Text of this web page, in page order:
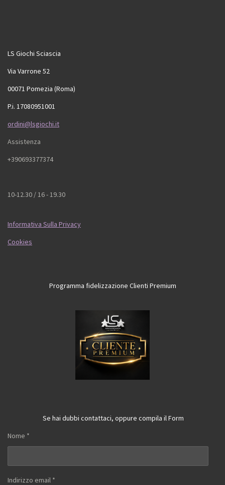
LS Giochi Sciascia
Via Varrone 52
00071 Pomezia (Roma)
P.i. 17080951001
ordini@lsgiochi.it
Assistenza
+390693377374
10-12.30 / 16 - 19.30
Informativa Sulla Privacy
Cookies
Programma fidelizzazione Clienti Premium
Se hai dubbi contattaci, oppure compila il Form
Nome *
Indirizzo email *